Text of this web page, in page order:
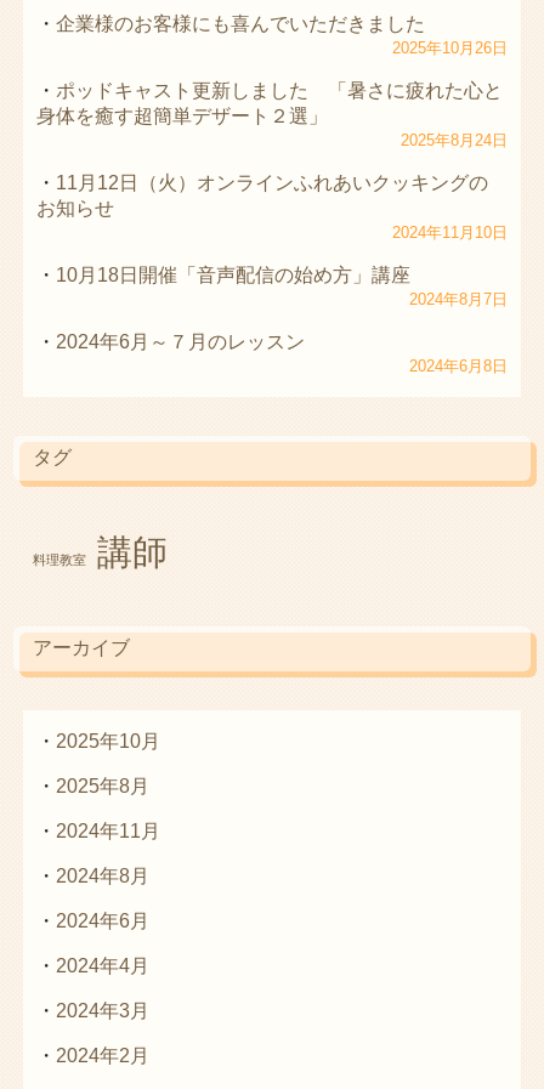
企業様のお客様にも喜んでいただきました
2025年10月26日
ポッドキャスト更新しました 「暑さに疲れた心と
身体を癒す超簡単デザート２選」
2025年8月24日
11月12日（火）オンラインふれあいクッキングの
お知らせ
2024年11月10日
10月18日開催「音声配信の始め方」講座
2024年8月7日
2024年6月～７月のレッスン
2024年6月8日
タグ
料理教室 講師
アーカイブ
2025年10月
2025年8月
2024年11月
2024年8月
2024年6月
2024年4月
2024年3月
2024年2月